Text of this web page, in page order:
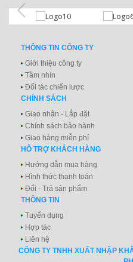
THÔNG TIN CÔNG TY
Giới thiệu công ty
Tầm nhìn
Đối tác chiến lược
CHÍNH SÁCH
Giao nhận - Lắp đặt
Chính sách bảo hành
Giao hàng miễn phí
HỖ TRỢ KHÁCH HÀNG
Hướng dẫn mua hàng
Hình thức thanh toán
Đổi - Trả sản phẩm
THÔNG TIN
Tuyển dụng
Hợp tác
Liên hệ
CÔNG TY TNHH XUẤT NHẬP